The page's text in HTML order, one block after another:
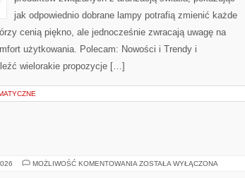
jak odpowiednio dobrane lampy potrafią zmienić każde
cenią piękno, ale jednocześnie zwracają uwagę na
użytkowania. Polecam: Nowości i Trendy i
wielorakie propozycje […]
MOŻLIWOŚĆ KOMENTOWANIA BEZ
ZOSTAŁA WYŁĄCZONA